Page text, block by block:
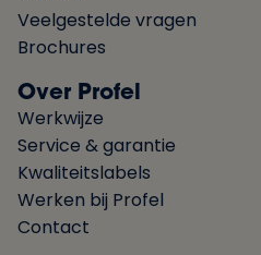
Veelgestelde vragen
Brochures
Over Profel
Werkwijze
Service & garantie
Kwaliteitslabels
Werken bij Profel
Contact